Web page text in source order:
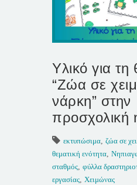
Υλικό για τη
“Ζώα σε
νάρκη” στην
προσχολική
εκτυπώσιμα, ζώα σε
θεματική ενότητα,
σταθμός, φύλλα
εργασίας, Χειμώνας